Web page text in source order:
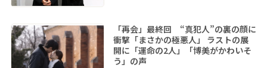
「再会」最終回 “真犯人”の裏の顔に
衝撃「まさかの極悪人」 ラストの展
開に「運命の2人」「博美がかわいそ
う」の声